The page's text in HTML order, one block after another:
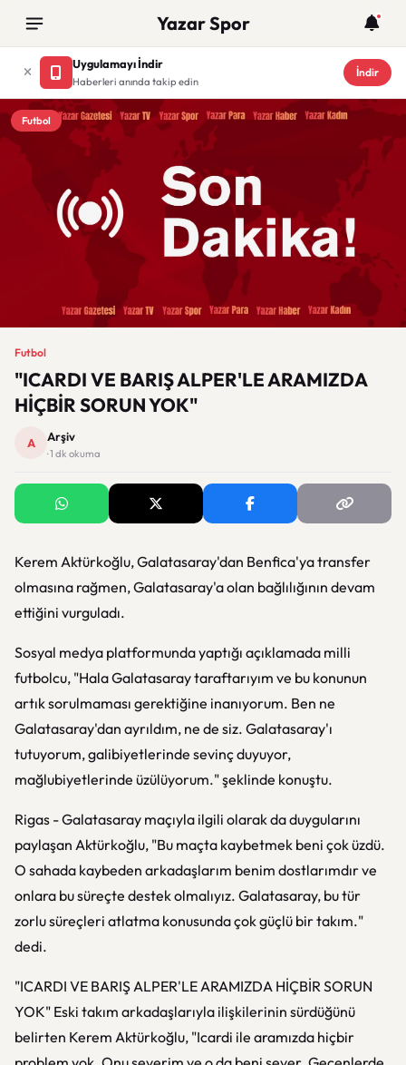
Yazar Spor
Uygulamayı İndir
Haberleri anında takip edin
İndir
Futbol
Futbol
"ICARDI VE BARIŞ ALPER'LE ARAMIZDA
HİÇBİR SORUN YOK"
A Arşiv
· 1 dk okuma
Kerem Aktürkoğlu, Galatasaray'dan Benfica'ya transfer
olmasına rağmen, Galatasaray'a olan bağlılığının devam
ettiğini vurguladı.
Sosyal medya platformunda yaptığı açıklamada milli
futbolcu, "Hala Galatasaray taraftarıyım ve bu konunun
artık sorulmaması gerektiğine inanıyorum. Ben ne
Galatasaray'dan ayrıldım, ne de siz. Galatasaray'ı
tutuyorum, galibiyetlerinde sevinç duyuyor,
mağlubiyetlerinde üzülüyorum." şeklinde konuştu.
Rigas - Galatasaray maçıyla ilgili olarak da duygularını
paylaşan Aktürkoğlu, "Bu maçta kaybetmek beni çok üzdü.
O sahada kaybeden arkadaşlarım benim dostlarımdır ve
onlara bu süreçte destek olmalıyız. Galatasaray, bu tür
zorlu süreçleri atlatma konusunda çok güçlü bir takım."
dedi.
"ICARDI VE BARIŞ ALPER'LE ARAMIZDA HİÇBİR SORUN
YOK" Eski takım arkadaşlarıyla ilişkilerinin sürdüğünü
belirten Kerem Aktürkoğlu, "Icardi ile aramızda hiçbir